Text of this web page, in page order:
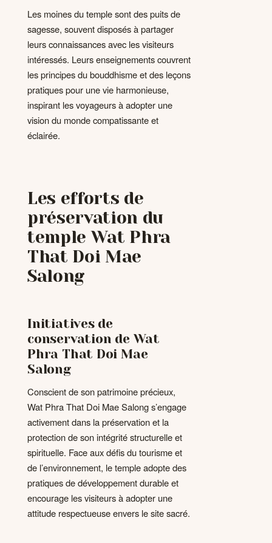
Les moines du temple sont des puits de
sagesse, souvent disposés à partager
leurs connaissances avec les visiteurs
intéressés. Leurs enseignements couvrent
les principes du bouddhisme et des leçons
pratiques pour une vie harmonieuse,
inspirant les voyageurs à adopter une
vision du monde compatissante et
éclairée.
Les efforts de
préservation du
temple Wat Phra
That Doi Mae
Salong
Initiatives de
conservation de Wat
Phra That Doi Mae
Salong
Conscient de son patrimoine précieux,
Wat Phra That Doi Mae Salong s’engage
activement dans la préservation et la
protection de son intégrité structurelle et
spirituelle. Face aux défis du tourisme et
de l’environnement, le temple adopte des
pratiques de développement durable et
encourage les visiteurs à adopter une
attitude respectueuse envers le site sacré.